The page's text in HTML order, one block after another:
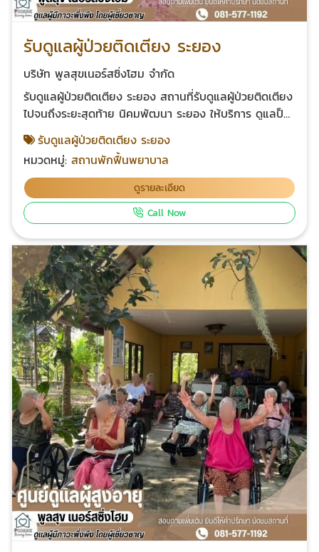
รับดูแลผู้ป่วยติดเตียง ระยอง
บริษัท พูลสุขเนอร์สซิ่งโฮม จำกัด
รับดูแลผู้ป่วยติดเตียง ระยอง สถานที่รับดูแลผู้ป่วยติดเตียง
ไปจนถึงระยะสุดท้าย นิคมพัฒนา ระยอง ให้บริการ ดูแลป็น
บริหารร่างกายเพื่อฟื้นฟูสภาพร่างกาย กิจกรรมสันทนาการ
เสริมสร้างสุขและคลายเหงา มีบริการประคบร้อน นวดแผน
ไทย บริการดูแลฟื้นฟูสภาพร่างกายให้กับ ผู้ป่วยหลังผ่าตัด
ผู้ป่วยหลังอุบัติเหตุ ที่ดูแลตนเองไม่ได้ รักษาต่อเนื่องจากโรง
พยาบาล ล้างแผลทำแผลให้สะอาดป้องกันการติดเชื้อ ให้ยา
พยาบาลตามนัด บริการดูแลผู้ป่วยโรคอัลไซเมอร์ ดูแลการใช้
ชีวิตกิจวัตรประจำวันให้กับผู้ป่วยสมองเสื่อมอยู่ในสถานที่
ปลอดภัย มิให้พลัดหลงหายไปภายนอก ดูแลผู้ป่วยนอนติด
เตียง ดูแลพลิกตัวป้องกันแผลกดทับ ดูแลผู้ป่วยเป็นโรค
เรื้อรังที่ไม่ใช่โรคติดต่อ ดูแลผู้ป่วยเป็นมะเร็งจนถึงระยะ
สุดท้ายของชีวิต โทร. 081-577-1192 แอด
ไลน์ @poonsuknursinghome
รับดูแลผู้ป่วยติดเตียง ระยอง
หมวดหมู่:สถานพักฟื้นพยาบาล
ดูรายละเอียด
Call Now